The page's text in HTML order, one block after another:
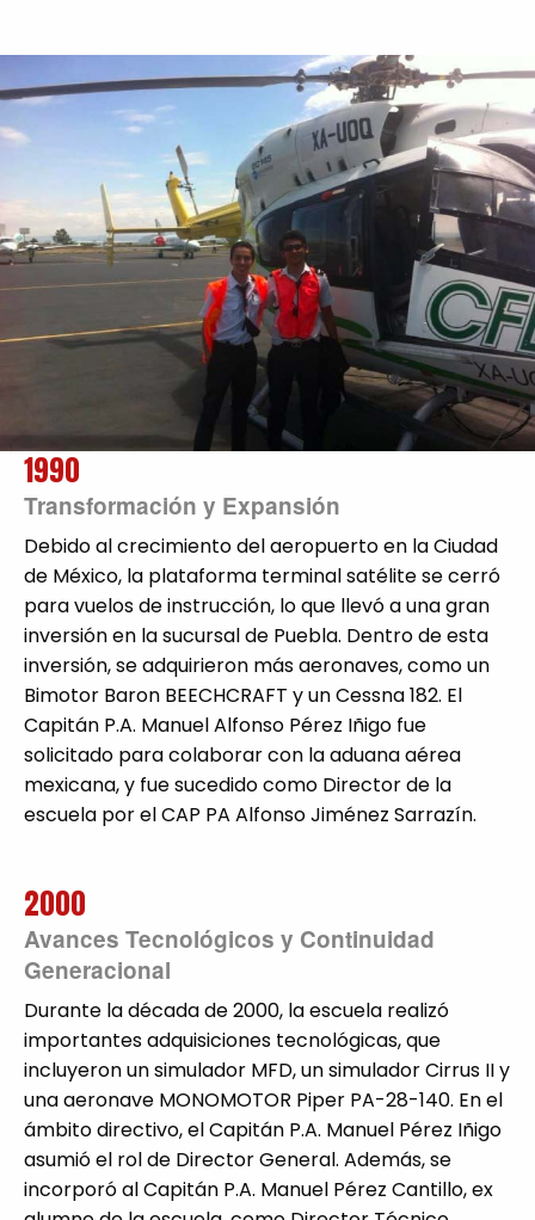
1990
Transformación y Expansión
Debido al crecimiento del aeropuerto en la Ciudad
de México, la plataforma terminal satélite se cerró
para vuelos de instrucción, lo que llevó a una gran
inversión en la sucursal de Puebla. Dentro de esta
inversión, se adquirieron más aeronaves, como un
Bimotor Baron BEECHCRAFT y un Cessna 182. El
Capitán P.A. Manuel Alfonso Pérez Iñigo fue
solicitado para colaborar con la aduana aérea
mexicana, y fue sucedido como Director de la
escuela por el CAP PA Alfonso Jiménez Sarrazín.
2000
Avances Tecnológicos y Continuidad
Generacional
Durante la década de 2000, la escuela realizó
importantes adquisiciones tecnológicas, que
incluyeron un simulador MFD, un simulador Cirrus II y
una aeronave MONOMOTOR Piper PA-28-140. En el
ámbito directivo, el Capitán P.A. Manuel Pérez Iñigo
asumió el rol de Director General. Además, se
incorporó al Capitán P.A. Manuel Pérez Cantillo, ex